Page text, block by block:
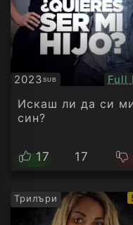
2023SUB
Субтитри Full
Искаш ли да си
син?
17 17
Трилъри